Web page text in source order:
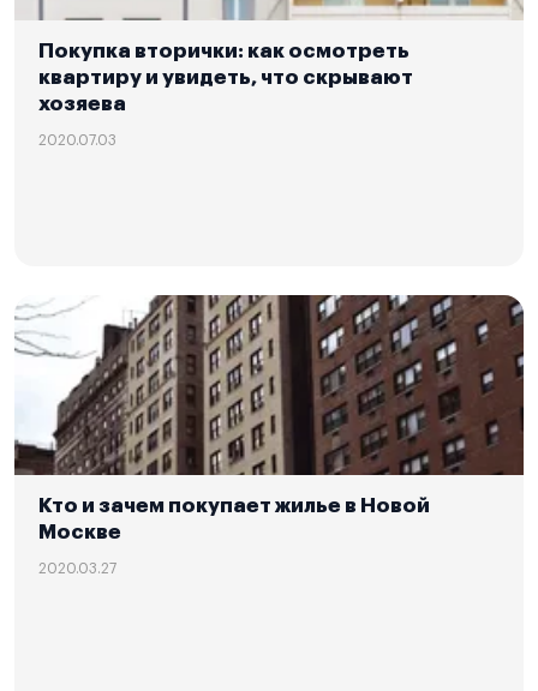
Покупка вторички: как осмотреть
квартиру и увидеть, что скрывают
хозяева
2020.07.03
Кто и зачем покупает жилье в Новой
Москве
2020.03.27